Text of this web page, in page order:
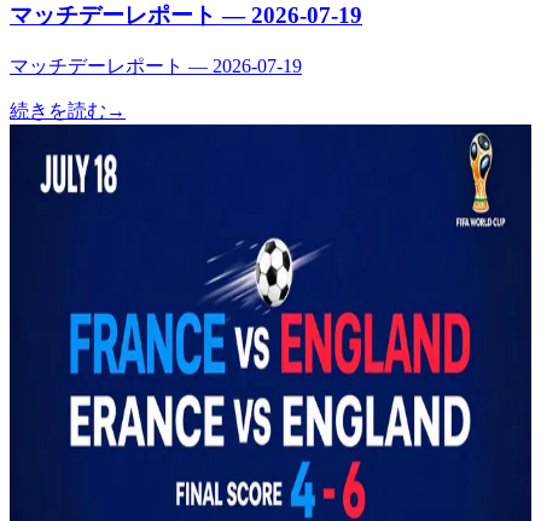
マッチデーレポート — 2026-07-19
マッチデーレポート — 2026-07-19
続きを読む →